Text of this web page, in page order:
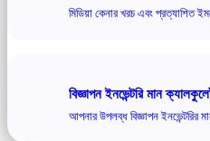
মিডিয়া কেনার খরচ এবং প্রত্যাশিত
বিজ্ঞাপন ইনভেন্টরি মান
আপনার উপলব্ধ বিজ্ঞাপন ইনভেন্টরির